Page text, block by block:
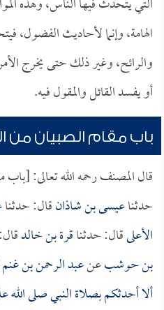
الهامة، وإنما لأحاديث الفضول،
والرائح، وغير ذلك حتى يخرج
أو يفسد القائل والمقول فيه.
باب مقام الصبيان من
قال المصنف رحمه الله تعالى:
حدثناعيسى بن شاذانقال: حدثنا
الأعلىقال: حدثناقرة بن خالد
بن حوشبعنعبد الرحمن بن غنم
ألا أحدثكم بصلاة النبي صلى الله